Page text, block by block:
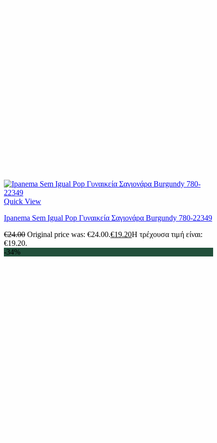
Quick View
Ipanema Sem Igual Pop Γυναικεία Σαγιονάρα Burgundy 780-22349
€24.00 Original price was: €24.00.€19.20Η τρέχουσα τιμή είναι:
€19.20.
-34%